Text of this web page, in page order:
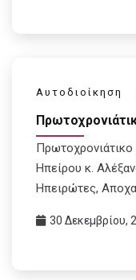
Αυτοδιοίκηση
Ηπείρου κ.
Ηπειρώτες,
30 Δεκεμβρίου,